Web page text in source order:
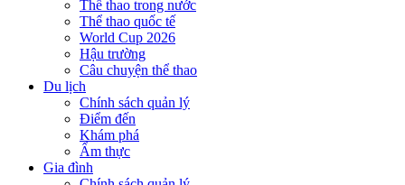
Thể thao trong nước
Thể thao quốc tế
World Cup 2026
Hậu trường
Câu chuyện thể thao
Du lịch
Chính sách quản lý
Điểm đến
Khám phá
Ẩm thực
Gia đình